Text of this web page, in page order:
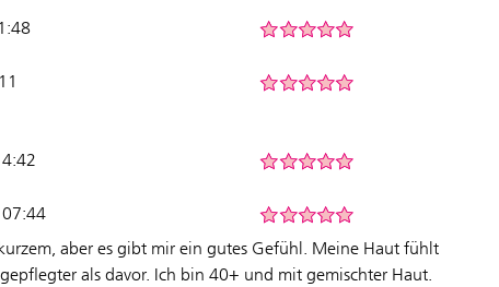
07:44
aber es gibt mir ein gutes Gefühl. Meine Haut fühlt
als davor. Ich bin 40+ und mit gemischter Haut.